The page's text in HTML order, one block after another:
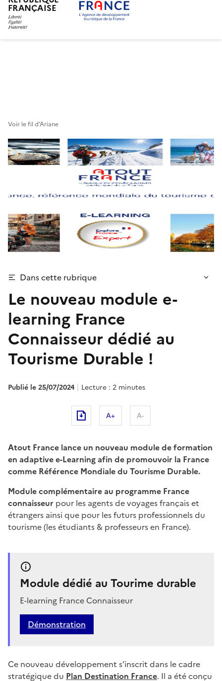
FRANÇAISE
Voir le fil d’Ariane
Dans cette rubrique
Le nouveau module e-
learning France
Connaisseur dédié au
Tourisme Durable !
Publié le 25/07/2024 Lecture : 2 minutes
A+ A-
Atout France lance un nouveau module de formation
en adaptive e-Learning afin de promouvoir la France
comme Référence Mondiale du Tourisme Durable.
Module complémentaire au programme France
connaisseur pour les agents de voyages français et
étrangers ainsi que pour les futurs professionnels du
tourisme (les étudiants & professeurs en France).
Module dédié au Tourime durable
E-learning France Connaisseur
Démonstration
Ce nouveau développement s’inscrit dans le cadre
stratégique du Plan Destination France. Il a été conçu